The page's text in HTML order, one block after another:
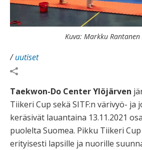
Kuva: Markku Rantanen
/uutiset
Taekwon-Do Center Ylöjärven
Tiikeri Cup sekä SITF:n värivyö-
keräsivät lauantaina 13.11.2021
puolelta Suomea. Pikku Tiikeri
erityisesti lapsille ja nuorille